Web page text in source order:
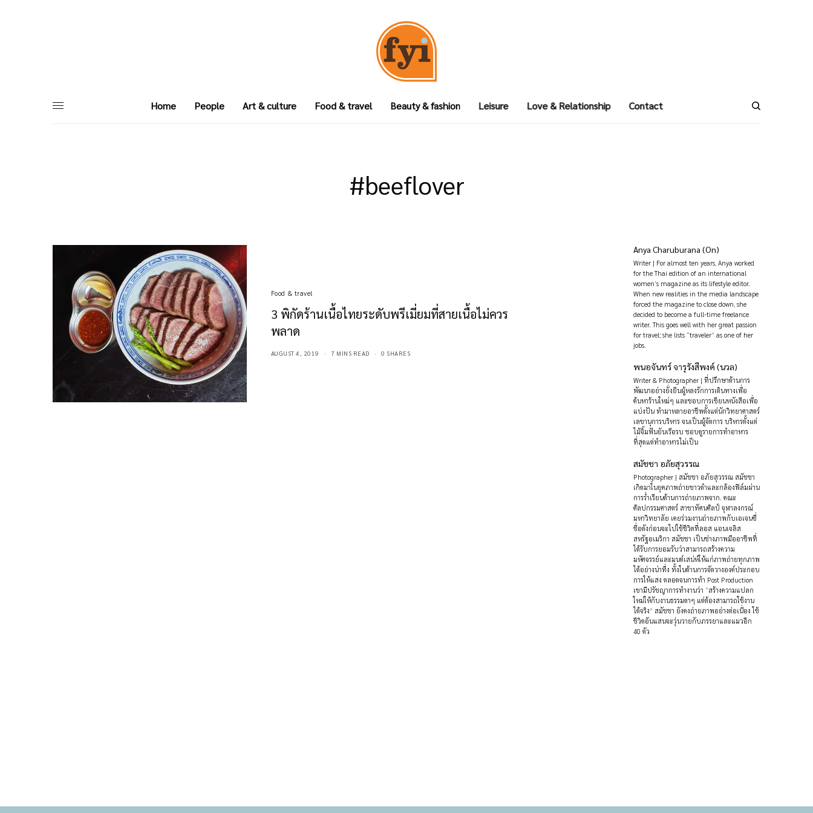
Home People Art & culture Food & travel Beauty & fashion Leisure Love & Relationship Contact
#beeflover
Food & travel
3 พิกัดร้านเนื้อไทยระดับพรีเมี่ยมที่สายเนื้อไม่ควร
พลาด
AUGUST 4, 2019 7 MINS READ 0 SHARES
Anya Charuburana (On)
Writer | For almost ten years, Anya worked
for the Thai edition of an international
women’s magazine as its lifestyle editor.
When new realities in the media landscape
forced the magazine to close down, she
decided to become a full-time freelance
writer. This goes well with her great passion
for travel; she lists “traveler” as one of her
jobs.
พนอจันทร์ จารุรังสีพงค์ (นวล)
Writer & Photographer | ที่ปรึกษาด้านการ
พัฒนาอย่างยั่งยืนผู้หลงรักการเดินทางเพื่อ
ค้นหาร้านใหม่ๆ และชอบการเขียนหนังสือเพื่อ
แบ่งปัน ทำมาหลายอาชีพตั้งแต่นักวิทยาศาสตร์
เลขานุการบริหาร จนเป็นผู้จัดการ บริหารตั้งแต่
ไม้จิ้มฟันยันเรือรบ ชอบดูรายการทำอาหาร
ที่สุดแต่ทำอาหารไม่เป็น
สมัชชา อภัยสุวรรณ
Photographer | สมัชชา อภัยสุวรรณ สมัชชา
เกิดมาในยุคภาพถ่ายขาวดำและกล้องฟิล์มผ่าน
การร่ำเรียนด้านการถ่ายภาพจาก. คณะ
ศิลปกรรมศาสตร์ สาขาทัศนศิลป์ จุฬาลงกรณ์
มหาวิทยาลัย เคยร่วมงานถ่ายภาพกับเอเจนซี่
ชื่อดังก่อนจะไปใช้ชีวิตที่ลอส แอนเจลิส
สหรัฐอเมริกา สมัชชา เป็นช่างภาพมืออาชีพที่
ได้รับการยอมรับว่าสามารถสร้างความ
มหัศจรรย์และมนต์เสน่ห์ให้แก่ภาพถ่ายทุกภาพ
ได้อย่างน่าทึ่ง ทั้งในด้านการจัดวางองค์ประกอบ
การให้แสง ตลอดจนการทำ Post Production
เขามีปรัชญาการทำงานว่า “สร้างความแปลก
ใหม่ให้กับงานธรรมดาๆ แต่ต้องสามารถใช้งาน
ได้จริง” สมัชชา ยังคงถ่ายภาพอย่างต่อเนื่อง ใช้
ชีวิตอันแสนจะวุ่นวายกับภรรยาและแมวอีก
40 ตัว